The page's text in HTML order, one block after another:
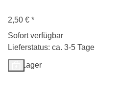
2,50 € *
Sofort verfügbar
Lieferstatus: ca. 3-5 Tage
Auf Lager